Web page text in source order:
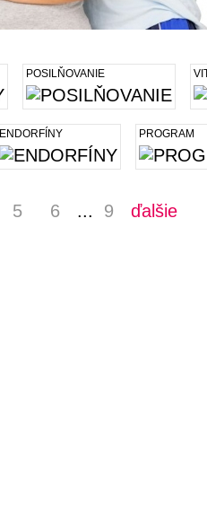
POSILŇOVANIE
ENDORFÍNY PROGRAM
5 6 ... 9 ďalšie